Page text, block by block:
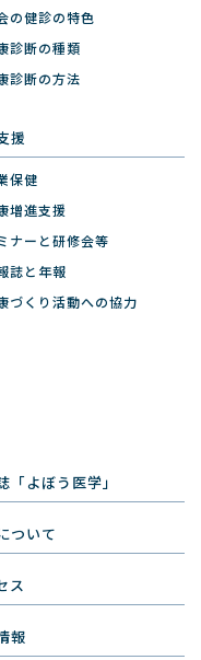
の健診の特色
診断の種類
診断の方法
援
保健
増進支援
ナーと研修会等
誌と年報
づくり活動への協力
「よぼう医学」
ついて
ス
報